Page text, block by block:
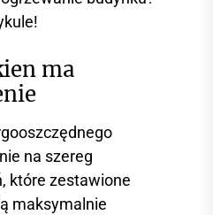
ma
na szereg
które zestawione
maksymalnie